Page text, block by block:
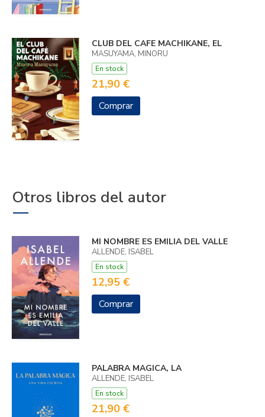
CLUB DEL CAFE MACHIKANE, EL
MASUYAMA, MINORU
En stock
21,90 €
Comprar
Otros libros del autor
MI NOMBRE ES EMILIA DEL VALLE
ALLENDE, ISABEL
En stock
12,95 €
Comprar
PALABRA MAGICA, LA
ALLENDE, ISABEL
En stock
21,90 €